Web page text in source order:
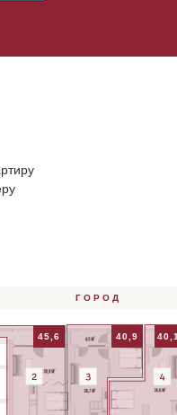
ГОРОД
45,6 40,9